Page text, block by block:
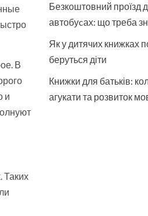
В
и
Таких
Безкоштовний проїзд
автобуcах: що треба
Як у дитячих книжках
беруться діти
Книжки для батьків:
агукати та розвиток